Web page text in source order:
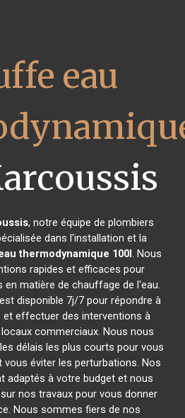
eau
, notre équipe de plombiers
dans l'installation et la
thermodynamique 100l. Nous
rapides et efficaces pour
en matière de chauffage de l'eau.
disponible 7j/7 pour répondre à
et effectuer des interventions à
commerciaux. Nous nous
délais les plus courts pour vous
vous éviter les perturbations. Nos
à votre budget et nous
nos travaux pour vous donner
Nous sommes fiers de nos